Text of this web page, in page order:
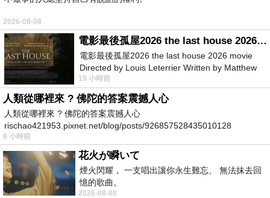
又一堆早知道出現在腦中!
很多人說我均衡飲食吃很多蔬果，應該沒有補
充保健食品的必要吧!
我只能說如果你吃的量夠的話，那就不用了!
但目前的農作物蔬果因為要快速採收以供應市
場，加上土地不斷的重複利用，
2026-08-08
電影最後孤屋2026 the last house 2026 movie
電影最後孤屋2026 the last house 2026 movie
Directed by Louis Leterrier Written by Matthew
Robinson Starring Greta Lee Wa
19 小時前
人類從哪裡來 ? 佛陀的答案震撼人心
人類從哪裡來 ? 佛陀的答案震撼人心
rischao421953.pixnet.net/blog/posts/926857528435010128
8 小時前
花火が瞬いて
煙火閃耀， 一支唱出讓你永生難忘、 無法抹去回
憶的歌曲。
2026-08-08